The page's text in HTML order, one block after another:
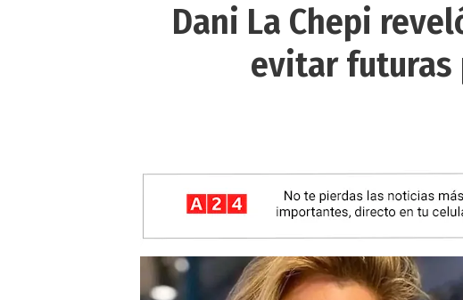
Dani La Chepi
evitar futuras